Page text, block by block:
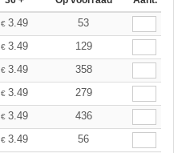
€ 3.49
53
€ 3.49
129
€ 3.49
358
€ 3.49
279
€ 3.49
436
€ 3.49
56